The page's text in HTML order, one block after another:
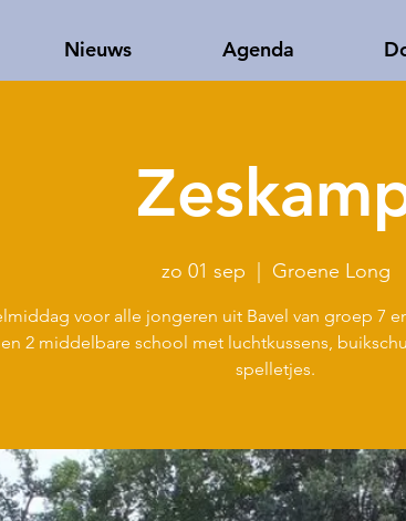
Nieuws Agenda
zo 01 sep Groene Long
voor alle jongeren uit Bavel van groep 7
en 2 middelbare school met luchtkussens,
spelletjes.